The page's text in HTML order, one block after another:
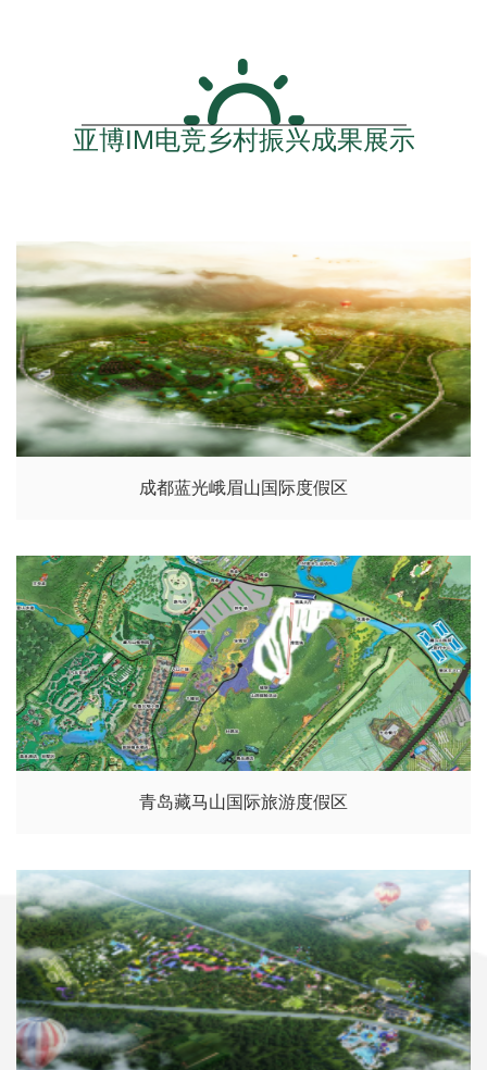
亚博IM电竞乡村振兴成果展示
成都蓝光峨眉山国际度假区
青岛藏马山国际旅游度假区